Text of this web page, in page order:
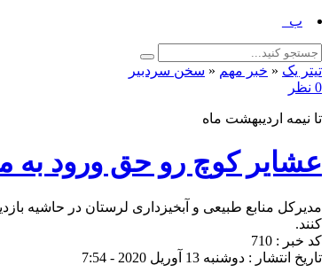
برگزاری پیاده‌ر_
تیتر یک « خبر مهم « سخن سردبیر
0 نظر
تا نیمه اردیبهشت ماه
عشایر کوچ رو حق ورود به
کنند.
کد خبر : 710
تاریخ انتشار : دوشنبه 13 آوریل 2020 - 7:54